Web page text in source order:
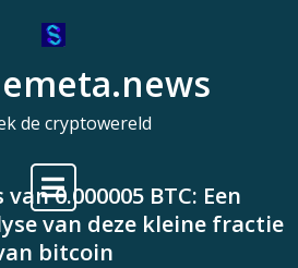
de cryptowereld
0.000005 BTC: Een
van deze kleine fractie
bitcoin